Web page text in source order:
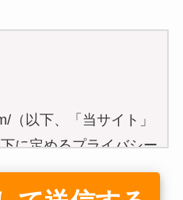
（以下、「当サイト」
に定めるプライバシー
報を安全かつ適切に取